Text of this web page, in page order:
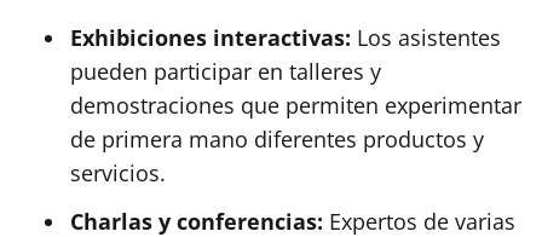
Exhibiciones interactivas: Los asistentes
pueden participar en talleres y
demostraciones que permiten experimentar
de primera mano diferentes productos y
servicios.
Charlas y conferencias: Expertos de varias